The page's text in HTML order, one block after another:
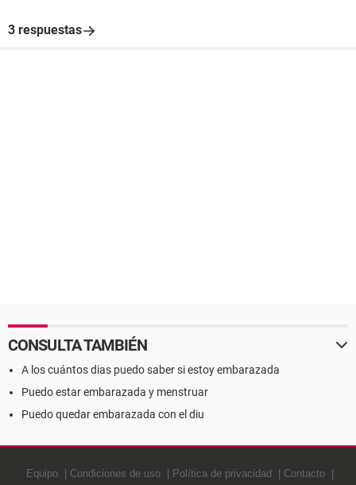
3 respuestas
CONSULTA TAMBIÉN
A los cuántos dias puedo saber si estoy embarazada
Puedo estar embarazada y menstruar
Puedo quedar embarazada con el diu
Equipo Condiciones de uso Política de privacidad Contacto